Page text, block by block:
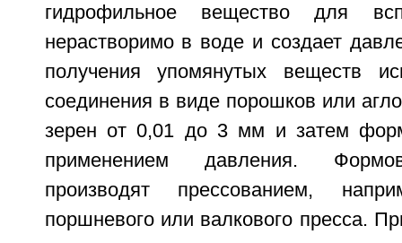
гидрофильное вещество для
нерастворимо в воде и создает
получения упомянутых веществ
соединения в виде порошков или
зерен от 0,01 до 3 мм и затем
применением давления.
производят прессованием,
поршневого или валкового пресса.